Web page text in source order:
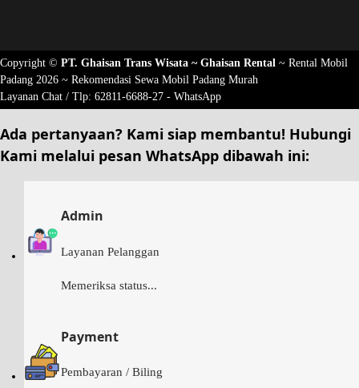
Copyright © PT. Ghaisan Trans Wisata ~ Ghaisan Rental ~ Rental Mobil
Padang 2026 ~ Rekomendasi Sewa Mobil Padang Murah
Layanan Chat / Tlp: 62811-6688-27 - WhatsApp
Ada pertanyaan? Kami siap membantu! Hubungi
Kami melalui pesan WhatsApp dibawah ini:
Admin
Layanan Pelanggan
Memeriksa status...
Payment
Pembayaran / Biling